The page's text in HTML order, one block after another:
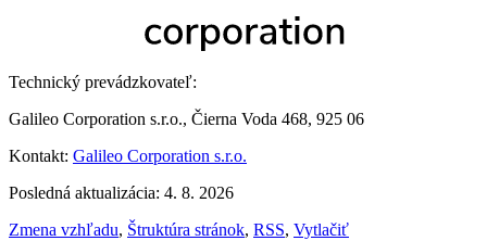
Technický prevádzkovateľ:
Galileo Corporation s.r.o., Čierna Voda 468, 925 06
Kontakt: Galileo Corporation s.r.o.
Posledná aktualizácia: 4. 8. 2026
Zmena vzhľadu, Štruktúra stránok, RSS, Vytlačiť